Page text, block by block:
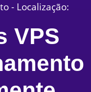
- Localização:
VPS